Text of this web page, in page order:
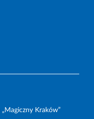
Kraków”